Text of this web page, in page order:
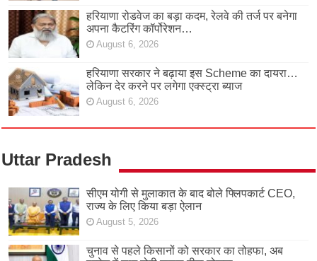
हरियाणा रोडवेज का बड़ा कदम, रेलवे की तर्ज पर बनेगा
अपना कैटरिंग कॉर्पोरेशन…
August 6, 2026
हरियाणा सरकार ने बढ़ाया इस Scheme का दायरा…
लेकिन देर करने पर लगेगा एक्स्ट्रा ब्याज
August 6, 2026
Uttar Pradesh
सीएम योगी से मुलाकात के बाद बोले फ्लिपकार्ट CEO,
राज्य के लिए किया बड़ा ऐलान
August 5, 2026
चुनाव से पहले किसानों को सरकार का तोहफा, अब